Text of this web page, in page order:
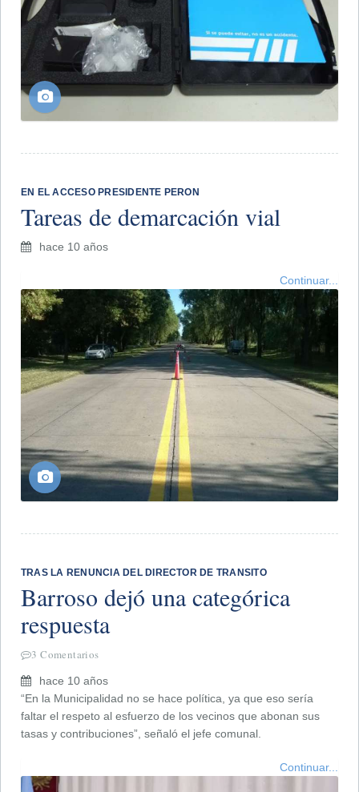
EN EL ACCESO PRESIDENTE PERON
Tareas de demarcación vial
hace 10 años
Continuar...
TRAS LA RENUNCIA DEL DIRECTOR DE TRANSITO
Barroso dejó una categórica
respuesta
3 Comentarios
hace 10 años
“En la Municipalidad no se hace política, ya que eso sería
faltar el respeto al esfuerzo de los vecinos que abonan sus
tasas y contribuciones”, señaló el jefe comunal.
Continuar...